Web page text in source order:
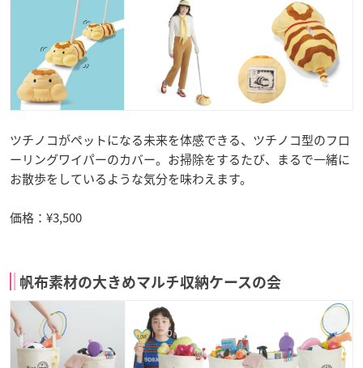
ツチノコがペットになる未来を体感できる、ツチノコ型のフロ
ーリングワイパーのカバー。お掃除をするたび、まるで一緒に
お散歩をしているような気分を味わえます。
価格：¥3,500
帆布素材の大きめマルチ収納ケースの会